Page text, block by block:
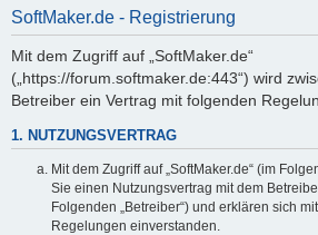
SoftMaker.de - Registrierung
Mit dem Zugriff auf „SoftMaker.de“
(„https://forum.softmaker.de:443“) wird
Betreiber ein Vertrag mit folgenden
1. NUTZUNGSVERTRAG
Mit dem Zugriff auf „SoftMaker.de“ (im
Sie einen Nutzungsvertrag mit dem
Folgenden „Betreiber“) und erklären sich
Regelungen einverstanden.